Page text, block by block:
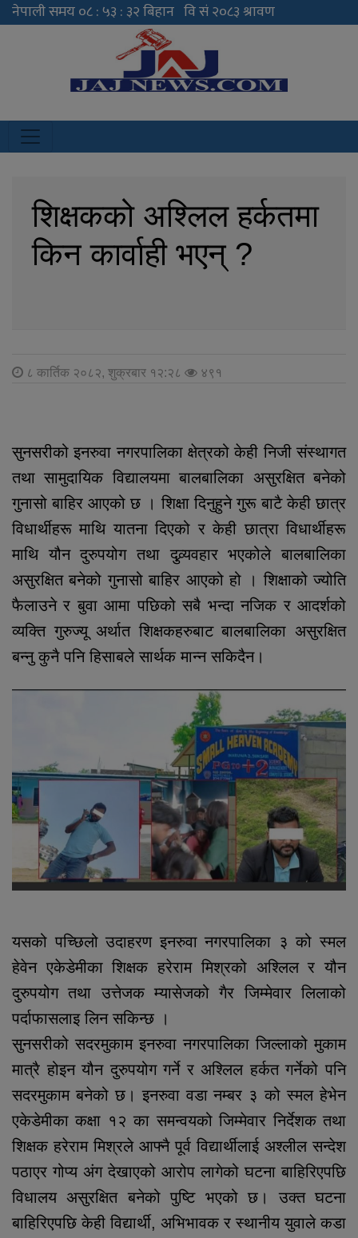
शिक्षकको अश्लिल हर्कतमा
किन कार्वाही भएन् ?
८ कार्तिक २०८२, शुक्रबार १२:२८ ४९१
सुनसरीको इनरुवा नगरपालिका क्षेत्रको केही निजी संस्थागत
तथा सामुदायिक विद्यालयमा बालबालिका असुरक्षित बनेको
गुनासो बाहिर आएको छ । शिक्षा दिनुहुने गुरू बाटै केही छात्र
विधार्थीहरू माथि यातना दिएको र केही छात्रा विधार्थीहरू
माथि यौन दुरुपयोग तथा दुव्र्यवहार भएकोले बालबालिका
असुरक्षित बनेको गुनासो बाहिर आएको हो । शिक्षाको ज्योति
फैलाउने र बुवा आमा पछिको सबै भन्दा नजिक र आदर्शको
व्यक्ति गुरुज्यू अर्थात शिक्षकहरुबाट बालबालिका असुरक्षित
बन्नु कुनै पनि हिसाबले सार्थक मान्न सकिदैन।
यसको पच्छिलो उदाहरण इनरुवा नगरपालिका ३ को स्मल
हेवेन एकेडेमीका शिक्षक हरेराम मिश्रको अश्लिल र यौन
दुरुपयोग तथा उत्तेजक म्यासेजको गैर जिम्मेवार लिलाको
पर्दाफासलाइ लिन सकिन्छ ।
सुनसरीको सदरमुकाम इनरुवा नगरपालिका जिल्लाको मुकाम
मात्रै होइन यौन दुरुपयोग गर्ने र अश्लिल हर्कत गर्नेको पनि
सदरमुकाम बनेको छ। इनरुवा वडा नम्बर ३ को स्मल हेभेन
एकेडेमीका कक्षा १२ का समन्वयको जिम्मेवार निर्देशक तथा
शिक्षक हरेराम मिश्रले आफ्नै पूर्व विद्यार्थीलाई अश्लील सन्देश
पठाएर गोप्य अंग देखाएको आरोप लागेको घटना बाहिरिएपछि
विधालय असुरक्षित बनेको पुष्टि भएको छ। उक्त घटना
बाहिरिएपछि केही विद्यार्थी, अभिभावक र स्थानीय युवाले कडा